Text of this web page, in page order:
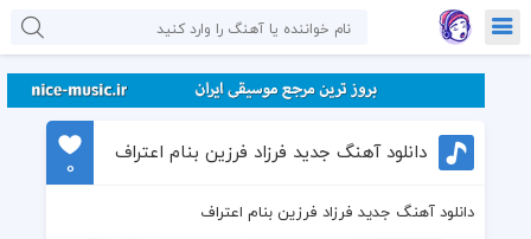
دانلود آهنگ جدید فرزاد فرزین بنام اعتراف
0
دانلود آهنگ جدید فرزاد فرزین بنام اعتراف